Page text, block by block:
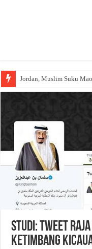
Jordan, Muslim Suku
Studi: Tweet
Ketimbang